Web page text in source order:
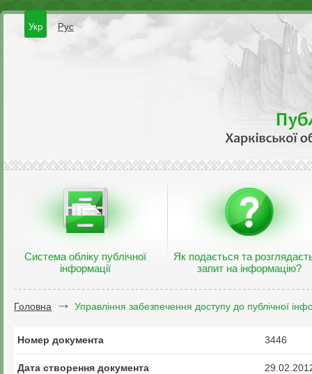
Укр Рус
Система обліку публічної
інформації
Як подається та
запит на інформацію?
Головна Управління забезпечення доступу до публічної
Номер документа 3446
Дата створення документа